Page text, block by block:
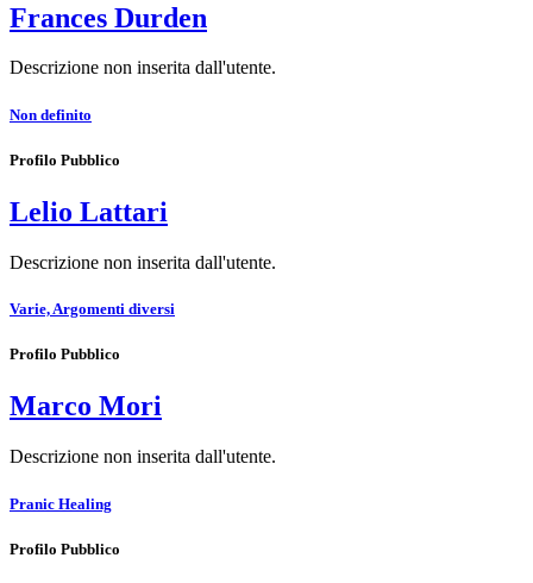
Frances Durden
Descrizione non inserita dall'utente.
Non definito
Profilo Pubblico
Lelio Lattari
Descrizione non inserita dall'utente.
Varie, Argomenti diversi
Profilo Pubblico
Marco Mori
Descrizione non inserita dall'utente.
Pranic Healing
Profilo Pubblico